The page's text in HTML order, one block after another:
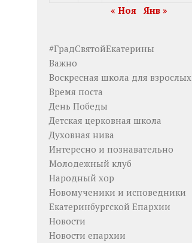
« Ноя
Янв »
#ГрадСвятойЕкатерины
Важно
Воскресная школа для взрослых
Время поста
День Победы
Детская церковная школа
Духовная нива
Интересно и познавательно
Молодежный клуб
Народный хор
Новомученики и исповедники
Екатеринбургской Епархии
Новости
Новости епархии